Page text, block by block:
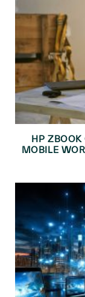
HP ZBOOK
MOBILE